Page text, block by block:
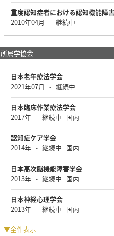
重度認知症者における認知機能障
2010年04月
- 継続中
所属学協会
日本老年療法学会
2021年07月
- 継続中
日本臨床作業療法学会
2017年 - 継続中 国内
認知症ケア学会
2014年 - 継続中 国内
日本高次脳機能障害学会
2013年 - 継続中 国内
日本神経心理学会
2013年 - 継続中 国内
▼全件表示